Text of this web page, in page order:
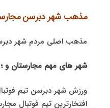
مذهب شهر دبرسن
مذهب اصلی مردم شهر
شهر های مهم مجارستان و ؛
ورزش شهر دبرسن تیم
افتخارترین تیم فوتبال